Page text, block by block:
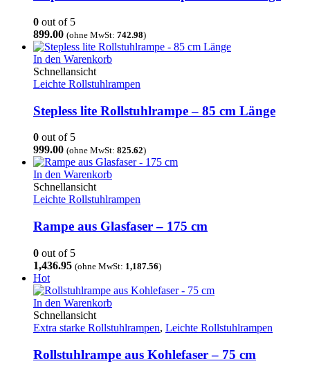
0 out of 5
899.00 (ohne MwSt: 742.98)
In den Warenkorb
Schnellansicht
Leichte Rollstuhlrampen
Stepless lite Rollstuhlrampe – 85 cm Länge
0 out of 5
999.00 (ohne MwSt: 825.62)
In den Warenkorb
Schnellansicht
Leichte Rollstuhlrampen
Rampe aus Glasfaser – 175 cm
0 out of 5
1,436.95 (ohne MwSt: 1,187.56)
Hot
In den Warenkorb
Schnellansicht
Extra starke Rollstuhlrampen, Leichte Rollstuhlrampen
Rollstuhlrampe aus Kohlefaser – 75 cm